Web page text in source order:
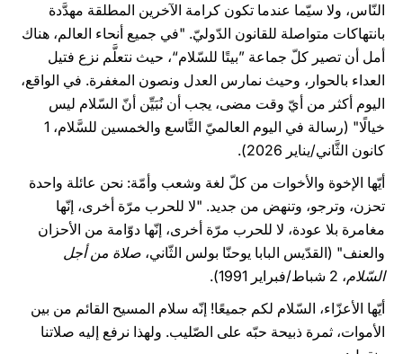
النّاس، ولا سيّما عندما تكون كرامة الآخرين المطلقة مهدَّدة
بانتهاكات متواصلة للقانون الدّوليّ. "في جميع أنحاء العالم، هناك
أمل أن تصير كلّ جماعة ”بيتًا للسّلام“، حيث نتعلَّم نزع فتيل
العداء بالحوار، وحيث نمارس العدل ونصون المغفرة. في الواقع،
اليوم أكثر من أيّ وقت مضى، يجب أن نُبَيِّن أنّ السّلام ليس
خيالًا" (رسالة في اليوم العالميّ التَّاسع والخمسين للسَّلام، 1
كانون الثَّاني/يناير 2026).
أيّها الإخوة والأخوات من كلّ لغة وشعب وأمّة: نحن عائلة واحدة
تحزن، وترجو، وتنهض من جديد. "لا للحرب مرّة أخرى، إنّها
مغامرة بلا عودة، لا للحرب مرّة أخرى، إنّها دوّامة من الأحزان
والعنف" (القدّيس البابا يوحنّا بولس الثّاني، صلاة من أجل
السّلام، 2 شباط/فبراير 1991).
أيّها الأعزّاء، السّلام لكم جميعًا! إنّه سلام المسيح القائم من بين
الأموات، ثمرة ذبيحة حبّه على الصّليب. ولهذا نرفع إليه صلاتنا